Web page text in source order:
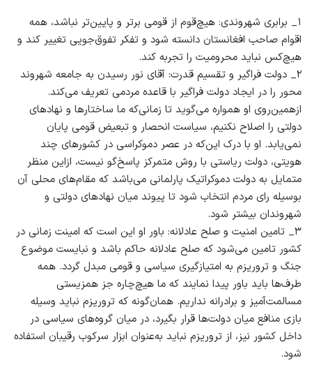
۱_ برابری شهروندی: هیچ‌قوم از قومی برتر و پایین‌تر نباشد، همه
اقوام صاحب افغانستان دانسته شود و تفکر تفوق‌جویی تغییر کند و
هیچ‌کس نباید محرومیت را تجربه کند.
۲_ دولت فراگیر و تقسیم قدرت: آقای نور رسیدن به جامعه‌ شهروند
محور را در ایجاد دولت فراگیر با قاعده مردمی تعریف می‌کند.
ازهمین‌روی او همواره می‌گوید تا زمانی‌که ما ساختارها و نهادهای
دولتی را اصلاح نکنیم، سیاست انحصار و تبعیض قومی پایان
نمی‌یابد. او با درک این‌که در عصر دموکراسی در کشورهای چند
هویتی، دولت ریاستی با روش متمرکز پاسخ‌گو نیست، ازاین منظر
متمایل به دولت دموکراتیک پارلمانی می‌باشد که مقام‌های محلی آن
بوسیله رای مردم انتخاب شود تا پیوند میان نهادهای دولتی و
شهروندان بیشتر شود.
۳_ تامین امنیت و صلح عادلانه: باور او این است که امینت زمانی در
کشور تامین می‌شود که صلح عادلانه حاکم باشد و نبایست موضوع
جنگ و تروریزم به امتیازگیری سیاسی و قومی مبدل گردد. همه
طرف‌ها باید باور پیدا نمایند که ما هیچ‌چاره‌ جز همزیستی
مسالمت‌آمیز و برادرانه نداریم. همان‌گونه که تروریزم نباید وسیله
بازی منافع میان دولت‌ها قرار بگیرد، در میان گروه‌های سیاسی در
داخل کشور نیز، از تروریزم نباید به‌عنوان ابزار سرکوب رقیبان استفاده
شود.